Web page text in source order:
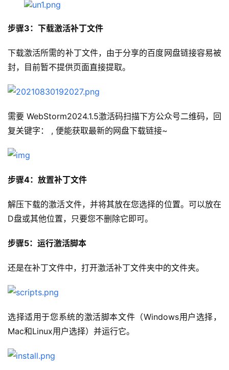
步骤3：下载激活补丁文件
下载激活所需的补丁文件，由于分享的百度网盘链接容易被
封，目前暂不提供页面直接提取。
需要 WebStorm2024.1.5激活码扫描下方公众号二维码，回
复关键字：
, 便能获取最新的网盘下载链接~
步骤4：放置补丁文件
解压下载的激活文件，并将其放在您选择的位置。可以放在
D盘或其他位置，只要您不删除它即可。
步骤5：运行激活脚本
还是在补丁文件中，打开激活补丁文件夹中的文件夹。
选择适用于您系统的激活脚本文件（Windows用户选择，
Mac和Linux用户选择）并运行它。